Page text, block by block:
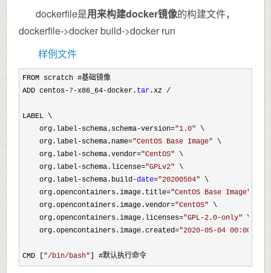
dockerfile是用来构建docker镜像的构建文件，
dockerfile->docker build->docker run
样例文件
FROM scratch #基础镜像
ADD centos-7-x86_64-docker. tar .xz /
LABEL \
    org.label
-schema.schema-version="1.0" \
    org.label
-schema.name="CentOS Base Image" \
    org.label
-schema.vendor="CentOS" \
    org.label
-schema.license="GPLv2" \
    org.label
-schema.build-date="20200504" \
    org.opencontainers.image.title
="CentOS Base Image"
    org.opencontainers.image.vendor
="CentOS" \
    org.opencontainers.image.licenses
="GPL-2.0-only" \
    org.opencontainers.image.created
="2020-05-04
CMD [ "/bin/bash" ] #默认执行命令